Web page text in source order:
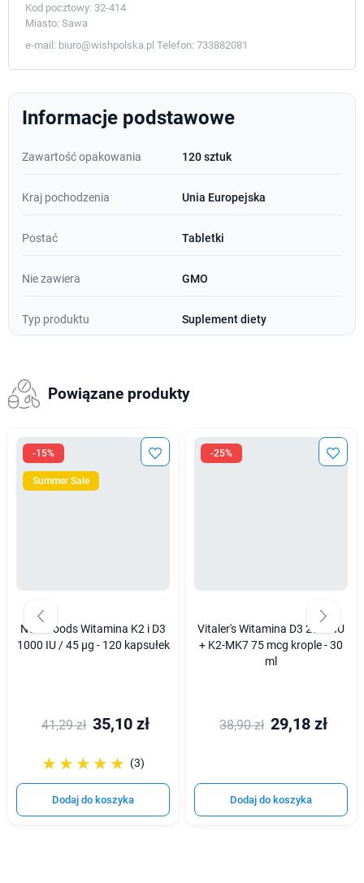
Kod pocztowy: 32-414
Miasto: Sawa
e-mail: biuro@wishpolska.pl Telefon: 733882081
Informacje podstawowe
Zawartość opakowania 120 sztuk
Kraj pochodzenia Unia Europejska
Postać Tabletki
Nie zawiera GMO
Typ produktu Suplement diety
Powiązane produkty
-15%
Summer Sale
Now Foods Witamina K2 i D3
1000 IU / 45 µg - 120 kapsułek
41,29 zł 35,10 zł
☆☆☆☆☆
★★★★★ (3)
Dodaj do koszyka
-25%
Vitaler's Witamina D3 2000 IU
+ K2-MK7 75 mcg krople - 30
ml
38,90 zł 29,18 zł
Dodaj do koszyka